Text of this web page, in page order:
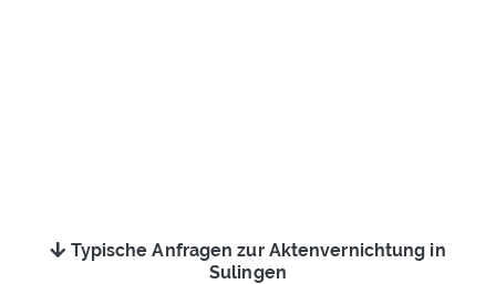
Typische Anfragen zur Aktenvernichtung in
Sulingen